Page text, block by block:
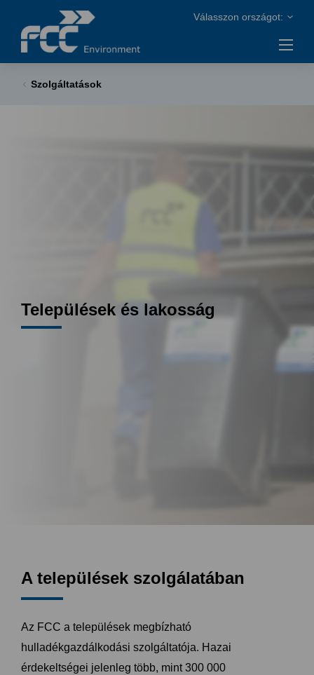
Szolgáltatások
Települések és lakosság
A települések szolgálatában
Az FCC a települések megbízható
hulladékgazdálkodási szolgáltatója. Hazai
érdekeltségei jelenleg több, mint 300 000